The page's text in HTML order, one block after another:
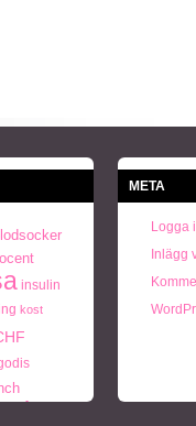
insulin
kost
META
Logga
Inlägg